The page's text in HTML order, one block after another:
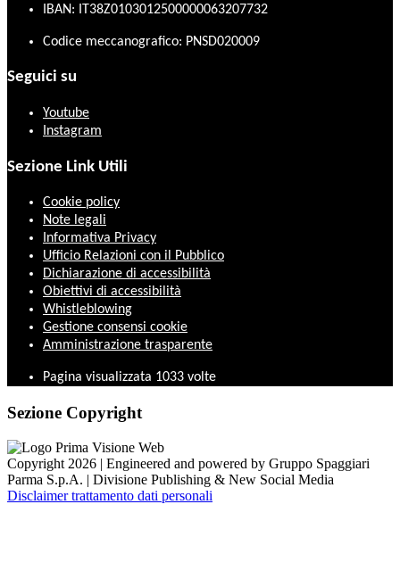
IBAN: IT38Z0103012500000063207732
Codice meccanografico: PNSD020009
Seguici su
Youtube
Instagram
Sezione Link Utili
Cookie policy
Note legali
Informativa Privacy
Ufficio Relazioni con il Pubblico
Dichiarazione di accessibilità
Obiettivi di accessibilità
Whistleblowing
Gestione consensi cookie
Amministrazione trasparente
Pagina visualizzata 1033 volte
Sezione Copyright
Copyright 2026 | Engineered and powered by Gruppo Spaggiari
Parma S.p.A. | Divisione Publishing & New Social Media
Disclaimer trattamento dati personali